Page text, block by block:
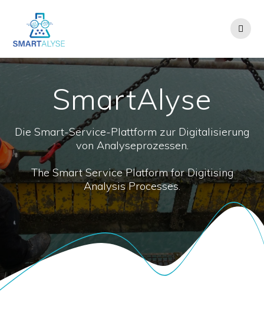
SmartAlyse
Die Smart-Service-Plattform zur Digitalisierung
von Analyseprozessen.
The Smart Service Platform for Digitising
Analysis Processes.